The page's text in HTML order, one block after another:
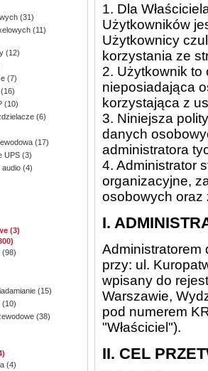
(31)
(11)
(12)
(7)
(10)
(6)
(17)
UPS (3)
audio (4)
(3)
(98)
(15)
(10)
(38)
(4)
1. Dla
Użytkowników
Użytkownicy
korzystania ze
2. Użytkownik
nieposiadająca
korzystająca z
3. Niniejsza
danych
administratora
4. Administrator
organizacyjne,
osobowych oraz
I.
Administratorem
przy: ul.
wpisany do
Warszawie,
pod numerem
"Właściciel").
II. CEL